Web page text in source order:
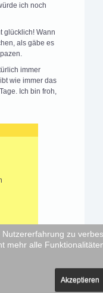
ich noch
glücklich! Wann
als gäbe es
immer
wie immer das
Ich bin froh,
zu
mehr alle
Akzeptieren